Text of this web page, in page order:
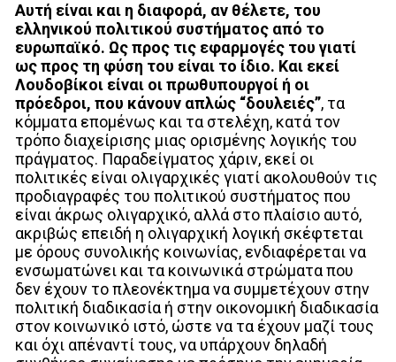
Αυτή είναι και η διαφορά, αν θέλετε, του
ελληνικού πολιτικού συστήματος από το
ευρωπαϊκό. Ως προς τις εφαρμογές του γιατί
ως προς τη φύση του είναι το ίδιο. Και εκεί
Λουδοβίκοι είναι οι πρωθυπουργοί ή οι
πρόεδροι, που κάνουν απλώς “δουλειές”, τα
κόμματα επομένως και τα στελέχη, κατά τον
τρόπο διαχείρισης μιας ορισμένης λογικής του
πράγματος. Παραδείγματος χάριν, εκεί οι
πολιτικές είναι ολιγαρχικές γιατί ακολουθούν τις
προδιαγραφές του πολιτικού συστήματος που
είναι άκρως ολιγαρχικό, αλλά στο πλαίσιο αυτό,
ακριβώς επειδή η ολιγαρχική λογική σκέφτεται
με όρους συνολικής κοινωνίας, ενδιαφέρεται να
ενσωματώνει και τα κοινωνικά στρώματα που
δεν έχουν το πλεονέκτημα να συμμετέχουν στην
πολιτική διαδικασία ή στην οικονομική διαδικασία
στον κοινωνικό ιστό, ώστε να τα έχουν μαζί τους
και όχι απέναντί τους, να υπάρχουν δηλαδή